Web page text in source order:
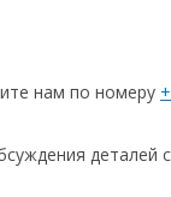
нам по номеру